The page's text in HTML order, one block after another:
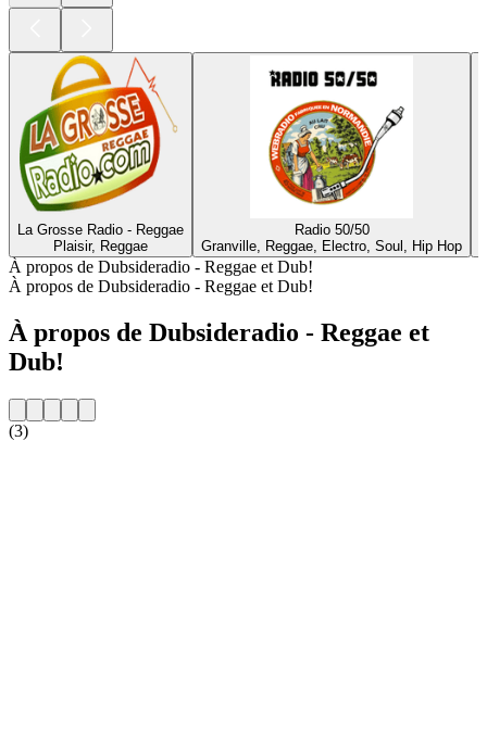
La Grosse Radio - Reggae
Plaisir, Reggae
Radio 50/50
Granville, Reggae, Electro, Soul, Hip Hop
À propos de Dubsideradio - Reggae et Dub!
À propos de Dubsideradio - Reggae et Dub!
À propos de Dubsideradio - Reggae et
Dub!
(3)